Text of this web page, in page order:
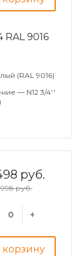
RAL 9016
(RAL 9016)
— N12 3/4''
руб.
руб.
+
корзину